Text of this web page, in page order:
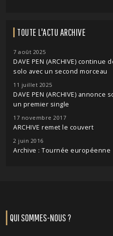
TOUTE L'ACTU ARCHIVE
7 août 2025
DAVE PEN (ARCHIVE)
solo avec un second morceau
11 juillet 2025
DAVE PEN (ARCHIVE)
un premier single
17 novembre 2017
ARCHIVE remet le couvert
2 juin 2016
Archive : Tournée européenne
QUI SOMMES-NOUS ?